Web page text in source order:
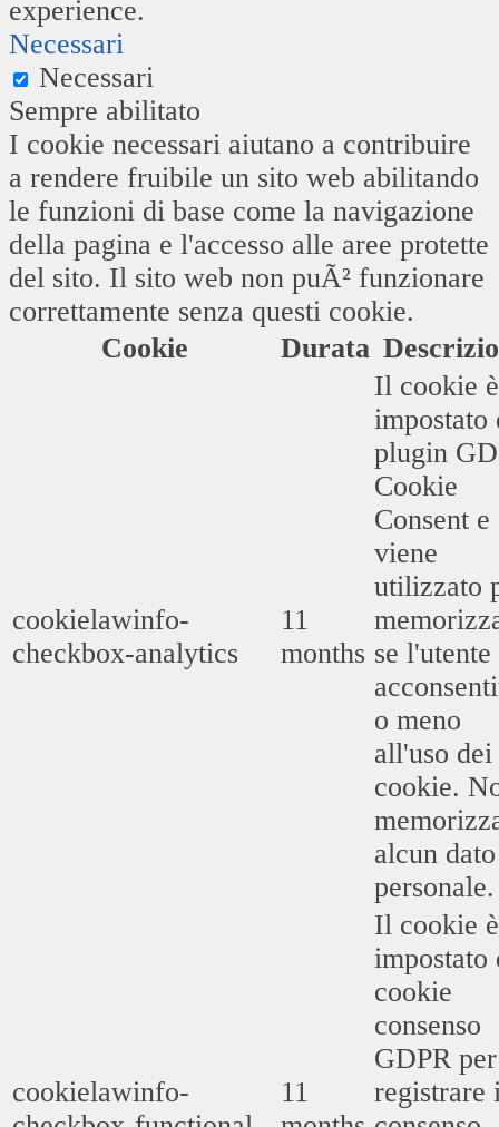
experience.
Necessari
Necessari
Sempre abilitato
I cookie necessari aiutano a contribuire
a rendere fruibile un sito web abilitando
le funzioni di base come la navigazione
della pagina e l'accesso alle aree protette
del sito. Il sito web non puÃ² funzionare
correttamente senza questi cookie.
Cookie
Durata
cookielawinfo-
checkbox-analytics
11
months
Il cookie è
impostato
plugin
Cookie
Consent e
viene
utilizzato
se l'utente
o meno
all'uso dei
cookie.
alcun dato
personale.
cookielawinfo-
11
Il cookie è
impostato
cookie
consenso
GDPR per
registrare